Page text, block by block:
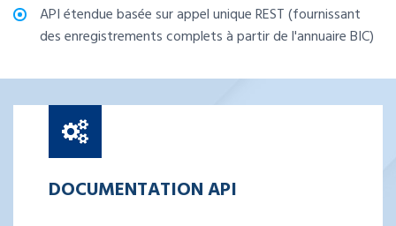
API étendue basée sur appel unique REST (fournissant
des enregistrements complets à partir de l'annuaire BIC)
DOCUMENTATION API